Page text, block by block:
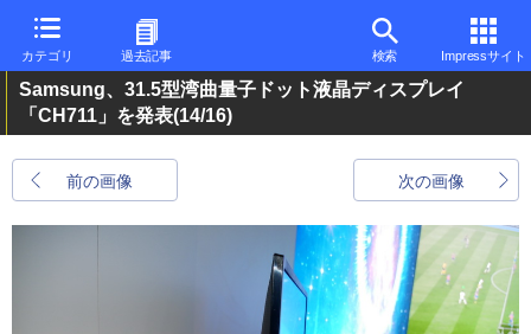
カテゴリ 過去記事 検索 Impressサイト
Samsung、31.5型湾曲量子ドット液晶ディスプレイ
「CH711」を発表(14/16)
前の画像 次の画像